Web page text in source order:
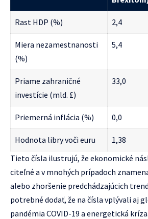
Rast HDP (%) 2,4
Miera nezamestnanosti
(%)
5,4
Priame zahraničné
investície (mld. £)
33,0
Priemerná inflácia (%) 0,0
Hodnota libry voči euru 1,38
Tieto čísla ilustrujú, že ekonomické
citeľné a v mnohých prípadoch
alebo zhoršenie predchádzajúcich
potrebné dodať, že na čísla vplývali aj
pandémia COVID-19 a energetická kríza.